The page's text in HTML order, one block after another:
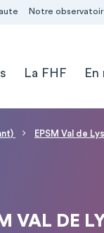
Notre
La FHF En
EPSM Val de
VAL DE